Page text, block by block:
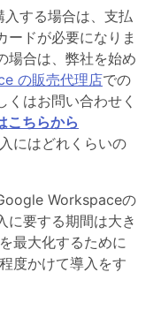
する場合は、支払
ードが必要になりま
場合は、弊社を始め
の販売代理店での
くはお問い合わせく
こちらから
にはどれくらいの
Workspaceの
に要する期間は大き
最大化するために
度かけて導入をす